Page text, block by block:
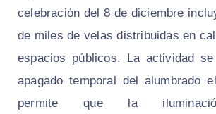
celebración del 8 de diciembre
de miles de velas distribuidas en
espacios públicos. La actividad
apagado temporal del alumbrado
permite que la